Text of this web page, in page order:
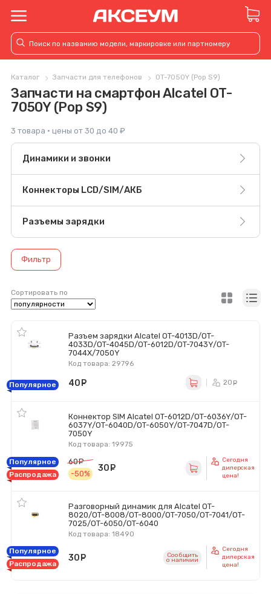
Каталог Запчасти для телефонов OT-7050Y (Pop S9)
Запчасти на смартфон Alcatel OT-
7050Y (Pop S9)
3 товара · цены от 30 до 40 ₽
Динамики и звонки
Коннекторы LCD/SIM/АКБ
Разъемы зарядки
Фильтр
Сортировать по
Разъем зарядки Alcatel OT-4013D/OT-
4033D/OT-4045D/OT-6012D/OT-7043Y/OT-
7044X/7050Y
Код товара: 29796
Популярное 40 20
Коннектор SIM Alcatel OT-6012D/OT-6036Y/OT-
6037Y/OT-6040D/OT-6050Y/OT-7047D/OT-
7050Y
Код товара: 19975
Популярное
Распродажа
60
руб.
-50%
30
Сегодня
дилерская
цена!
Разговорный динамик для Alcatel OT-
8020/OT-8008/OT-8000/OT-7050/OT-7041/OT-
7025/OT-6050/OT-6040
Код товара: 18490
Популярное
Распродажа
30 Сообщить
o наличии
Сегодня
дилерская
цена!